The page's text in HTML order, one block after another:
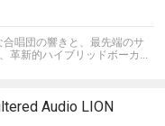
合唱団の響きと、最先端のサ
革新的ハイブリッドボーカ...
Audio LION